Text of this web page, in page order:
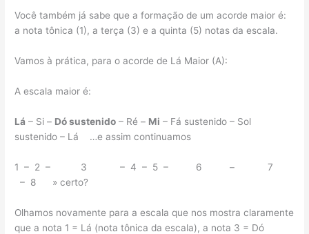
Você também já sabe que a formação de um acorde maior é:
a nota tônica (1), a terça (3) e a quinta (5) notas da escala.
Vamos à prática, para o acorde de Lá Maior (A):
A escala maior é:
Lá – Si – Dó sustenido – Ré – Mi – Fá sustenido – Sol
sustenido – Lá …e assim continuamos
1 – 2 – 3 – 4 – 5 – 6 – 7
– 8 » certo?
Olhamos novamente para a escala que nos mostra claramente
que a nota 1 = Lá (nota tônica da escala), a nota 3 = Dó